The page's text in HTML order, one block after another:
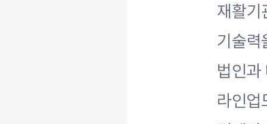
재활기
기술력
법인과
라인업